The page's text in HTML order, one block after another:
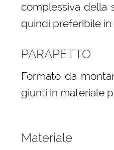
complessiva della
quindi preferibile
PARAPETTO
Formato da
giunti in materiale
Materiale